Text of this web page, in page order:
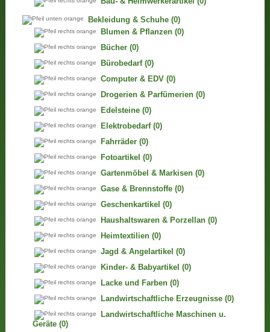
Bekleidung & Schuhe (0)
Blumen & Pflanzen (0)
Bücher (0)
Bürobedarf (0)
Computer & EDV (0)
Drogerien & Parfümerien (0)
Edelsteine (0)
Elektrobedarf (0)
Fahrräder (0)
Fotoartikel (0)
Gartenmöbel & Markisen (0)
Gase & Brennstoffe (0)
Geschenkartikel (0)
Haushaltswaren & Porzellan (0)
Heimtextilien (0)
Jagd & Angelartikel (0)
Kinder- & Babyartikel (0)
Lacke und Farben (0)
Landwirtschaftliche Erzeugnisse (0)
Landwirtschaftliche Maschinen u.
Geräte (0)